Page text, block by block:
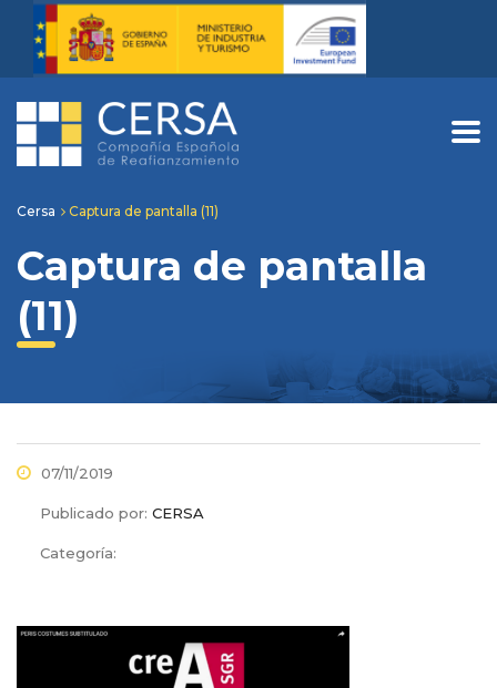
Cersa Captura de pantalla (11)
Captura de pantalla
(11)
07/11/2019
Publicado por: CERSA
Categoría: